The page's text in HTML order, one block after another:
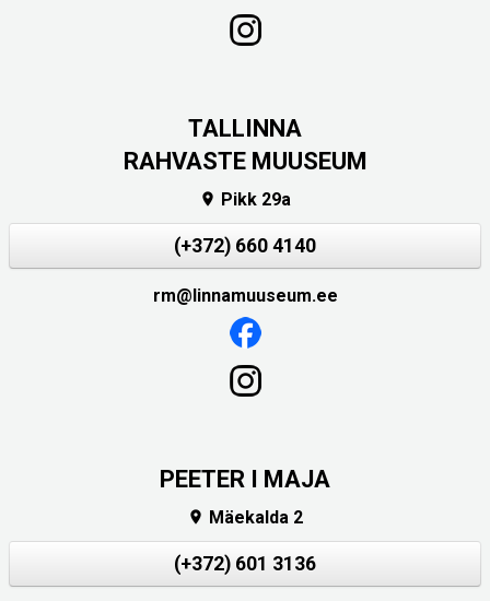
TALLINNA
RAHVASTE MUUSEUM
 Pikk 29a
(+372) 660 4140
rm@linnamuuseum.ee
PEETER I MAJA
 Mäekalda 2
(+372) 601 3136